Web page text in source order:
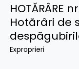
HOTĂRÂRE
Hotărâri de
Exproprieri